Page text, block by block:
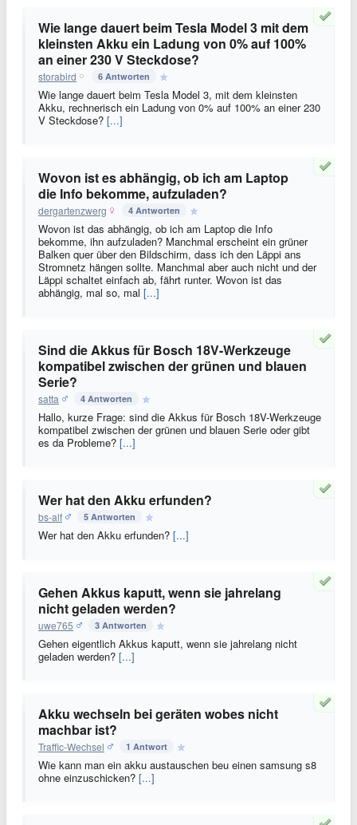
Wie lange dauert beim Tesla Model 3 mit dem
kleinsten Akku ein Ladung von 0% auf 100%
an einer 230 V Steckdose?
storabird 6 Antworten
Wie lange dauert beim Tesla Model 3, mit dem kleinsten
Akku, rechnerisch ein Ladung von 0% auf 100% an einer 230
V Steckdose? [...]
Wovon ist es abhängig, ob ich am Laptop
die Info bekomme, aufzuladen?
dergartenzwerg 4 Antworten
Wovon ist das abhängig, ob ich am Laptop die Info
bekomme, ihn aufzuladen? Manchmal erscheint ein grüner
Balken quer über den Bildschirm, dass ich den Läppi ans
Stromnetz hängen sollte. Manchmal aber auch nicht und der
Läppi schaltet einfach ab, fährt runter. Wovon ist das
abhängig, mal so, mal [...]
Sind die Akkus für Bosch 18V-Werkzeuge
kompatibel zwischen der grünen und blauen
Serie?
satta 4 Antworten
Hallo, kurze Frage: sind die Akkus für Bosch 18V-Werkzeuge
kompatibel zwischen der grünen und blauen Serie oder gibt
es da Probleme? [...]
Wer hat den Akku erfunden?
bs-alf 5 Antworten
Wer hat den Akku erfunden? [...]
Gehen Akkus kaputt, wenn sie jahrelang
nicht geladen werden?
uwe765 3 Antworten
Gehen eigentlich Akkus kaputt, wenn sie jahrelang nicht
geladen werden? [...]
Akku wechseln bei geräten wobes nicht
machbar ist?
Traffic-Wechsel 1 Antwort
Wie kann man ein akku austauschen beu einen samsung s8
ohne einzuschicken? [...]